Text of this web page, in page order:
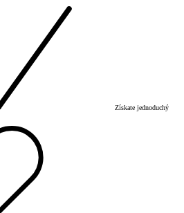
Získate jednoduchý